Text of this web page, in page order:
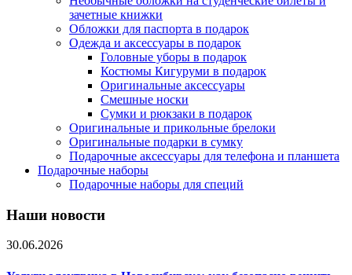
зачетные книжки
Обложки для паспорта в подарок
Одежда и аксессуары в подарок
Головные уборы в подарок
Костюмы Кигуруми в подарок
Оригинальные аксессуары
Смешные носки
Сумки и рюкзаки в подарок
Оригинальные и прикольные брелоки
Оригинальные подарки в сумку
Подарочные аксессуары для телефона и планшета
Подарочные наборы
Подарочные наборы для специй
Наши новости
30.06.2026